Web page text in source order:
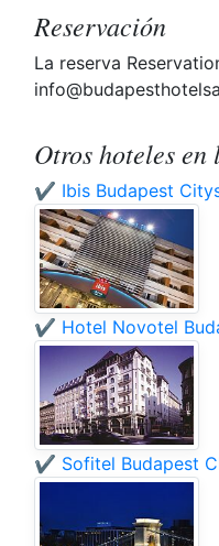
Reservación
La reserva
Otros hoteles
✔️ Ibis Budapest
✔️ Hotel Novotel
✔️ Sofitel Budapest